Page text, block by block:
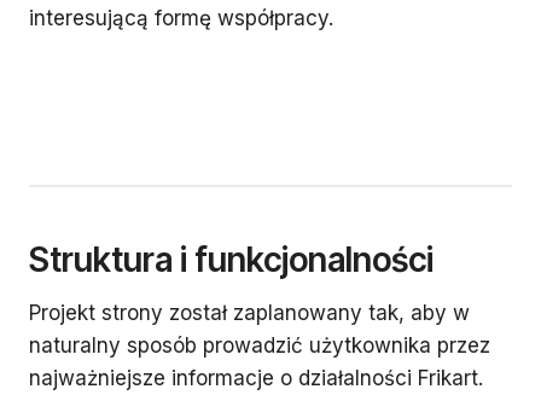
interesującą formę współpracy.
Struktura i funkcjonalności
Projekt strony został zaplanowany tak, aby w
naturalny sposób prowadzić użytkownika przez
najważniejsze informacje o działalności Frikart.